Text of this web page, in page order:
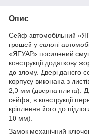
Опис
Сейф автомобільний
грошей у салоні
«ЯГУАР» посилений
конструкції додаткову
до злому. Двері даного
корпусу виконана з
2,0 мм (дверна плита).
сейфа, в конструкції
кріплення його до
10 мм).
Замок механічний